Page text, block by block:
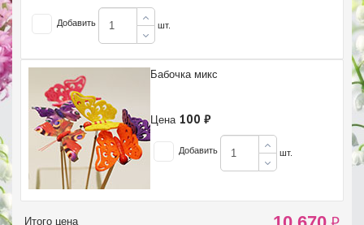
Добавить шт.
Бабочка микс
Цена 100 ₽
Добавить шт.
Итого цена